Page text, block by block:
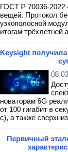
ГОСТ Р 70036-2022
вещей. Протокол
узкополосной
итогам трёхлетней
Keysight получила
новаторам 6G
от 100 гигабит в
с), а также
Первичный